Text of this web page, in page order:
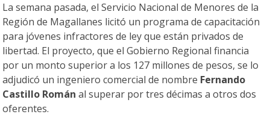
La semana pasada, el Servicio Nacional de Menores de la
Región de Magallanes licitó un programa de capacitación
para jóvenes infractores de ley que están privados de
libertad. El proyecto, que el Gobierno Regional financia
por un monto superior a los 127 millones de pesos, se lo
adjudicó un ingeniero comercial de nombre Fernando
Castillo Román al superar por tres décimas a otros dos
oferentes.